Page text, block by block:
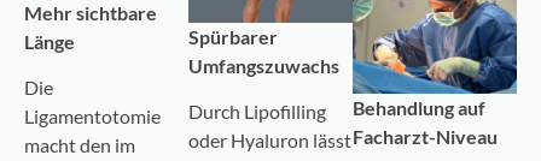
Mehr sichtbare
Länge
Die
Ligamentotomie
macht den im
Spürbarer
Umfangszuwachs
Durch Lipofilling
oder Hyaluron lässt
Behandlung auf
Facharzt-Niveau